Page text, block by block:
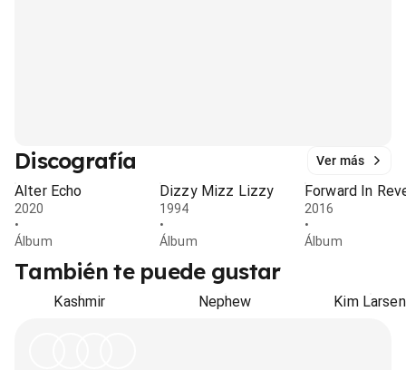
Discografía Ver más
Alter Echo
2020
•
Álbum
Dizzy Mizz Lizzy
1994
•
Álbum
Forward In
2016
•
Álbum
También te puede gustar
Kashmir Nephew Kim Larsen